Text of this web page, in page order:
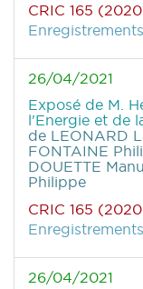
CRIC 165
26/04/2021
Exposé de M.
l'Energie et de
de LEONARD
FONTAINE
DOUETTE
Philippe
CRIC 165
26/04/2021